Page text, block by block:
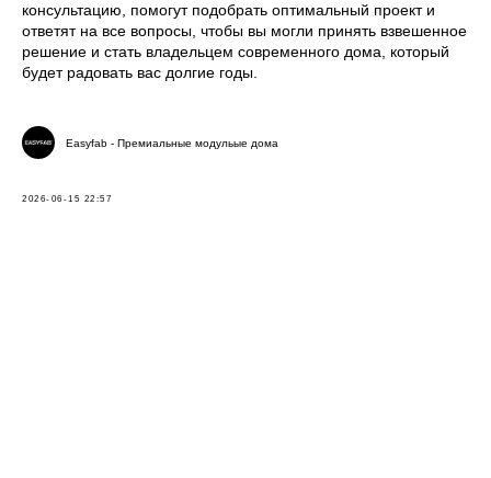
консультацию, помогут подобрать оптимальный проект и
ответят на все вопросы, чтобы вы могли принять взвешенное
решение и стать владельцем современного дома, который
будет радовать вас долгие годы.
Easyfab - Премиальные модульые дома
2026-06-15 22:57